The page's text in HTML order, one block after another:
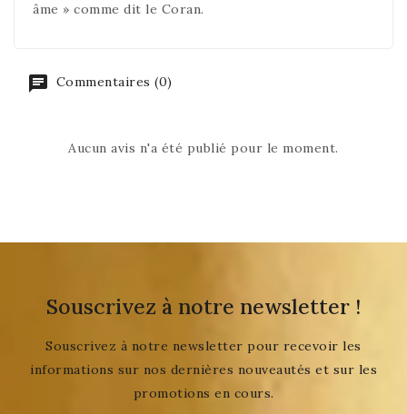
âme » comme dit le Coran.
Commentaires (0)
Aucun avis n'a été publié pour le moment.
Souscrivez à notre newsletter !
Souscrivez à notre newsletter pour recevoir les
informations sur nos dernières nouveautés et sur les
promotions en cours.